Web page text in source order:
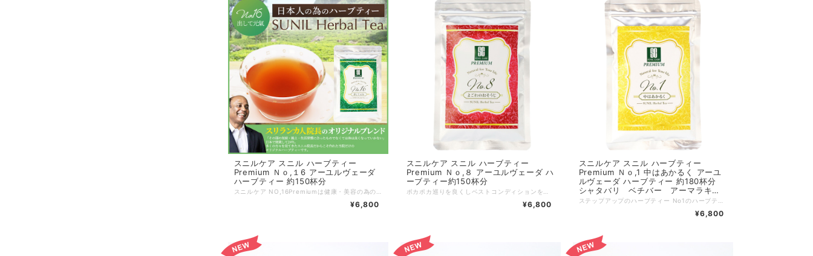
スニルケア スニル ハーブティー
Premium Ｎｏ,１6 アーユルヴェーダ
ハーブティー 約150杯分
スニルケア NO,16Premiumは健康・美容の為のハーブティーです。 毎日のお茶としてお召し上がりください。 20年以上日本人に必要なものを厳選し、このオリジナルのブレンドが完成しました。 どんな方にも合う様にブレンドしていますのでどなたにもお使いただけます。 「飲みやすく、もっと快チョーになりたい・・・」 そんなお客様のお声を受け、より飲みやすく毎朝すっきりと 日々の「ホームケア」として長く続けて頂き、飲んでくださる方が 健康で毎日を過ごして頂けるようにとの願いを込めて作りました。 『日本人の為のハーブティー』 「その国の気候・風土・生活習慣に合ったものでなくては体は良くなっていかない」 日本で開業して24年。多くの方々を見てきたスニル院長だからこそ作れた当院だけのオリジナルハーブティーです。 内容量 50g (1gで約3杯分) 約150杯分 原材料：ハリタキー・カンゾウ・マンジュスタ・アーマラキー・ビビータキー・ベチバー ◆お召し上がり方◆ 付属スプーン1/3杯をカップに入れ、お湯を250〜300ml注いでふたをし、2〜3分で出来上がりです。１日３〜４杯を目安に、外食・飲酒後は２〜３杯お飲みください。 ※沈んだハーブの粉は、召し上がらなくても構いません。季節・保存状態によっってハーブの味が変わることがありますが、品質には問題ありません。 保存方法：常温保存 高温多湿に注意 開封後は早めにお召し上がり下さい
¥6,800
スニルケア スニル ハーブティー
Premium Ｎｏ,８ アーユルヴェーダ ハ
ーブティー約150杯分
ポカポカ巡りを良くしベストコンディションを目指したい！ 中高年の輝きと、あふれる活力・自信をいつまでも 快適な生活をサポート 内容量 50g (1gで約3杯分) 約150杯分 原材料：カシアアウリクラタ(部位：花)・マンジュスタ・ヘチバー・アーマラキー 内容量 50g (1gで約4杯分) ◆お召し上がり方◆ 付属スプーン1/3杯をカップに入れ、お湯を250〜300ml注いでふたをし、2〜3分で出来上がりです。１日３〜４杯を目安に、外食・飲酒後は２〜３杯お飲みください。 ※沈んだハーブの粉は、召し上がらなくても構いません。季節・保存状態によっってハーブの味が変わることがありますが、品質には問題ありません。 保存方法：常温保存 高温多湿に注意 開封後は早めにお召し上がり下さい 〜飲み方のおすすめ〜 先ずは1週間 premiumNo16をお召し上がりください 8日目からはpremiumNo16を3杯、premiumNo8を3杯お召し上がりいただくのがおすすめです。
¥6,800
スニルケア スニル ハーブティー
Premium Ｎｏ,1 中はあかるく アーユ
ルヴェーダ ハーブティー 約180杯分
シャタバリ ベチバー アーマラキ
ー カンゾウ
ステップアップのハーブティー No1のハーブティーには栄養がたっぷり！ 元気いっぱい！女性に優しいハーブのブレンドです。男性にもおすすめです。 原材料：シャタバリ ベチバー アーマラキー カンゾウ 内容量 60g (1gで約3杯分) 約180杯分 ◆お召し上がり方◆ 付属スプーン1/3杯をカップに入れ、お湯を250〜300ml注いでふたをし、2〜3分で出来上がりです。１日３〜４杯を目安に、外食・飲酒後は２〜３杯お飲みください。 ※沈んだハーブの粉は、召し上がらなくても構いません。季節・保存状態によっってハーブの味が変わることがありますが、品質には問題ありません。 保存方法：常温保存 高温多湿に注意 開封後は早めにお召し上がり下さい
¥6,800